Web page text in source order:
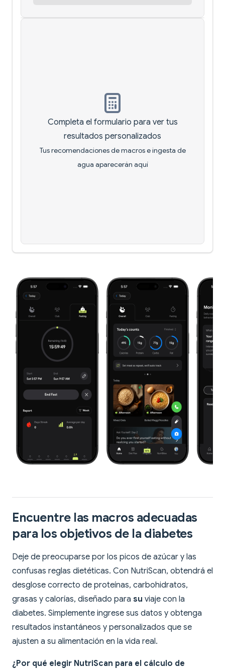
Completa el formulario para ver tus
resultados personalizados
Tus recomendaciones de macros e ingesta de
agua aparecerán aquí
Encuentre las macros adecuadas
para los objetivos de la diabetes
Deje de preocuparse por los picos de azúcar y las
confusas reglas dietéticas. Con NutriScan, obtendrá el
desglose correcto de proteínas, carbohidratos,
grasas y calorías, diseñado para su viaje con la
diabetes. Simplemente ingrese sus datos y obtenga
resultados instantáneos y personalizados que se
ajusten a su alimentación en la vida real.
¿Por qué elegir NutriScan para el cálculo de